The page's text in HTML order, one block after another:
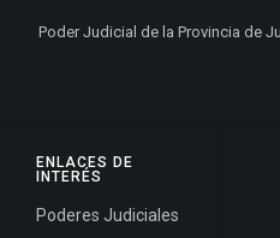
ENLACES DE
INTERÉS
Poderes Judiciales
Poder Judicial de la Provincia de